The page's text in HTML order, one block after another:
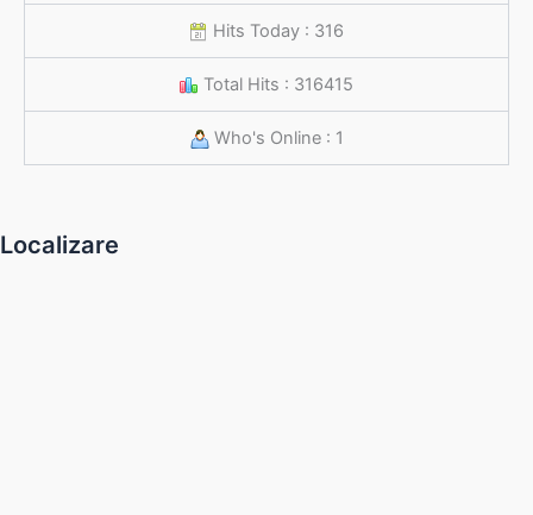
Hits Today : 316
Total Hits : 316415
Who's Online : 1
Localizare